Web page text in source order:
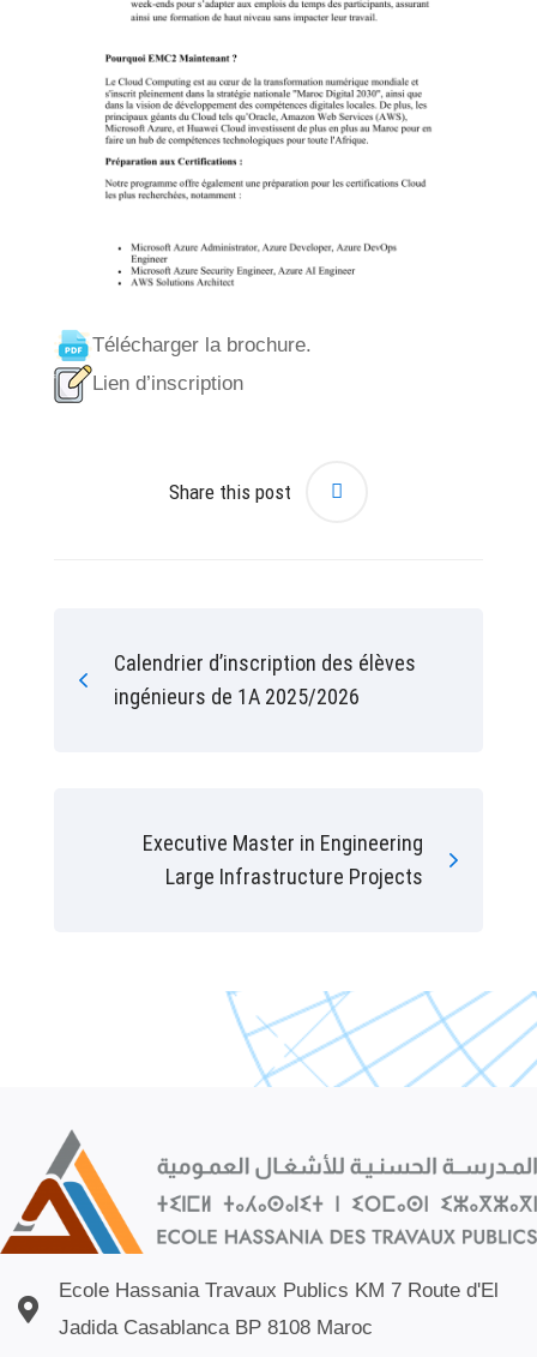
Télécharger la brochure.
Lien d’inscription
Share this post
Calendrier d’inscription des élèves
ingénieurs de 1A 2025/2026
Executive Master in Engineering
Large Infrastructure Projects
Ecole Hassania Travaux Publics KM 7 Route d'El
Jadida Casablanca BP 8108 Maroc